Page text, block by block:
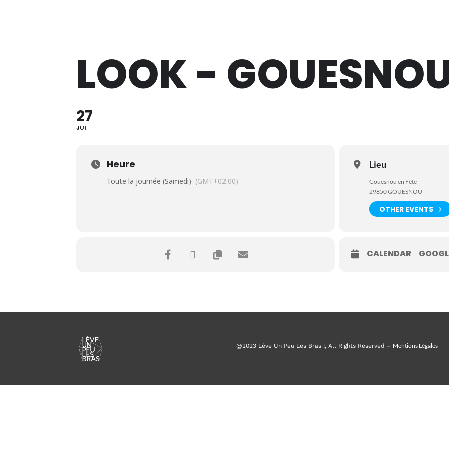
LOOK -
27
JUI
Heure
Toute la journée (Samedi) (GMT+02:00)
Lieu
Gouesnou en Fête
29850 GOUESNOU
OTHER EVENTS
CALENDAR
@2023 Lève Un Peu Les Bras !, All Rights Reserved – Mentions Légales